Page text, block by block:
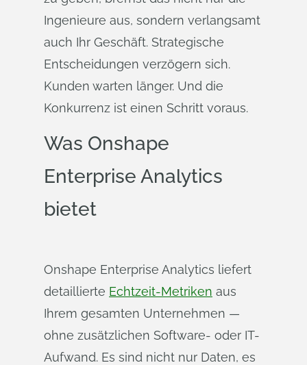
Ingenieure aus, sondern verlangsamt
auch Ihr Geschäft. Strategische
Entscheidungen verzögern sich.
Kunden warten länger. Und die
Konkurrenz ist einen Schritt voraus.
Was Onshape
Enterprise Analytics
bietet
Onshape Enterprise Analytics liefert
detaillierte Echtzeit-Metriken aus
Ihrem gesamten Unternehmen —
ohne zusätzlichen Software- oder IT-
Aufwand. Es sind nicht nur Daten, es